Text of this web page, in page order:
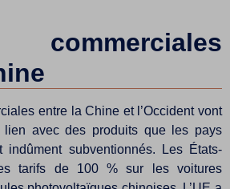
commerciales
entre la Chine et l’Occident vont
lien avec des produits que les pays
indûment subventionnés. Les États-
tarifs de 100 % sur les voitures